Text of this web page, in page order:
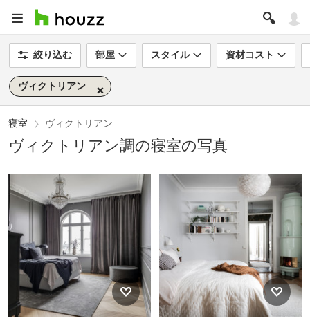
絞り込む 部屋 スタイル 資材コスト
ヴィクトリアン
寝室 ヴィクトリアン
ヴィクトリアン調の寝室の写真